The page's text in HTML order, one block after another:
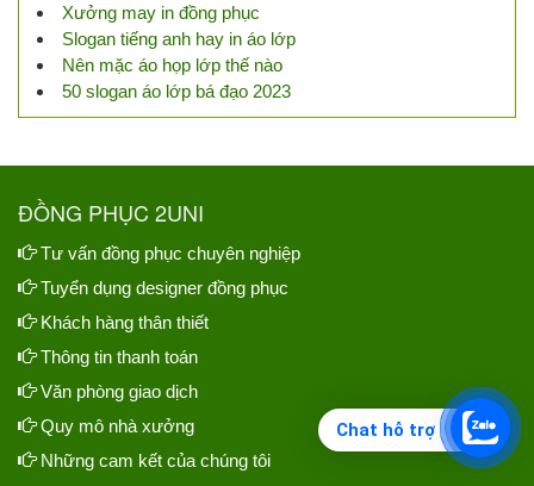
Xưởng may in đồng phục
Slogan tiếng anh hay in áo lớp
Nên mặc áo họp lớp thế nào
50 slogan áo lớp bá đạo 2023
ĐỒNG PHỤC 2UNI
Tư vấn đồng phục chuyên nghiệp
Tuyển dụng designer đồng phục
Khách hàng thân thiết
Thông tin thanh toán
Văn phòng giao dịch
Quy mô nhà xưởng
Những cam kết của chúng tôi
Chat hỗ trợ